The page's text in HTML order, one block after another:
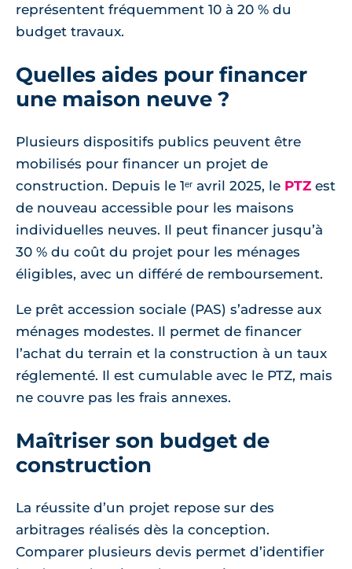
représentent fréquemment 10 à 20 % du
budget travaux.
Quelles aides pour financer
une maison neuve ?
Plusieurs dispositifs publics peuvent être
mobilisés pour financer un projet de
construction. Depuis le 1ᵉʳ avril 2025, le PTZ est
de nouveau accessible pour les maisons
individuelles neuves. Il peut financer jusqu’à
30 % du coût du projet pour les ménages
éligibles, avec un différé de remboursement.
Le prêt accession sociale (PAS) s’adresse aux
ménages modestes. Il permet de financer
l’achat du terrain et la construction à un taux
réglementé. Il est cumulable avec le PTZ, mais
ne couvre pas les frais annexes.
Maîtriser son budget de
construction
La réussite d’un projet repose sur des
arbitrages réalisés dès la conception.
Comparer plusieurs devis permet d’identifier